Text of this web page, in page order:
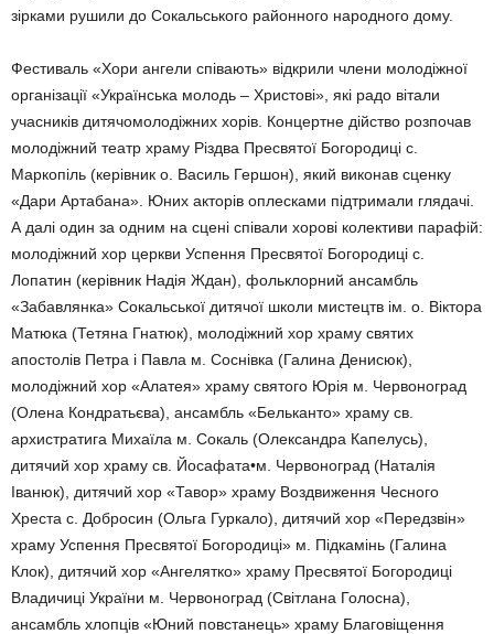
зірками рушили до Сокальського районного народного дому.
Фестиваль «Хори ангели співають» відкрили члени молодіжної
організації «Українська молодь – Христові», які радо вітали
учасників дитячомолодіжних хорів. Концертне дійство розпочав
молодіжний театр храму Різдва Пресвятої Богородиці с.
Маркопіль (керівник о. Василь Гершон), який виконав сценку
«Дари Артабана». Юних акторів оплесками підтримали глядачі.
А далі один за одним на сцені співали хорові колективи парафій:
молодіжний хор церкви Успення Пресвятої Богородиці с.
Лопатин (керівник Надія Ждан), фольклорний ансамбль
«Забавлянка» Сокальської дитячої школи мистецтв ім. о. Віктора
Матюка (Тетяна Гнатюк), молодіжний хор храму святих
апостолів Петра і Павла м. Соснівка (Галина Денисюк),
молодіжний хор «Алатея» храму святого Юрія м. Червоноград
(Олена Кондратьєва), ансамбль «Бельканто» храму св.
архистратига Михаїла м. Сокаль (Олександра Капелусь),
дитячий хор храму св. Йосафата•м. Червоноград (Наталія
Іванюк), дитячий хор «Тавор» храму Воздвиження Чесного
Хреста с. Добросин (Ольга Гуркало), дитячий хор «Передзвін»
храму Успення Пресвятої Богородиці» м. Підкамінь (Галина
Клок), дитячий хор «Ангелятко» храму Пресвятої Богородиці
Владичиці України м. Червоноград (Світлана Голосна),
ансамбль хлопців «Юний повстанець» храму Благовіщення